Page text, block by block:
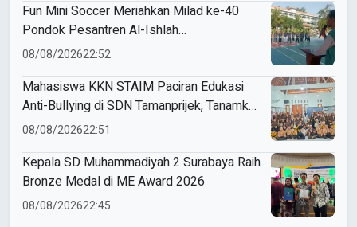
Fun Mini Soccer Meriahkan Milad ke-40
Pondok Pesantren Al-Ishlah
Sendangagung
08/08/202622:52
Mahasiswa KKN STAIM Paciran Edukasi
Anti-Bullying di SDN Tamanprijek, Tanamkan
Empati Sejak Dini
08/08/202622:51
Kepala SD Muhammadiyah 2 Surabaya Raih
Bronze Medal di ME Award 2026
08/08/202622:45